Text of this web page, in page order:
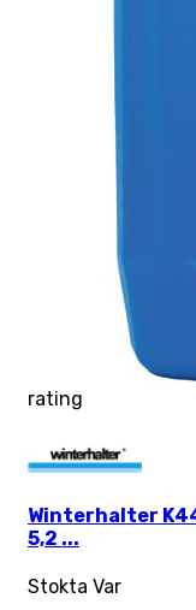
rating
Winterhalter
5,2 ...
Stokta Var